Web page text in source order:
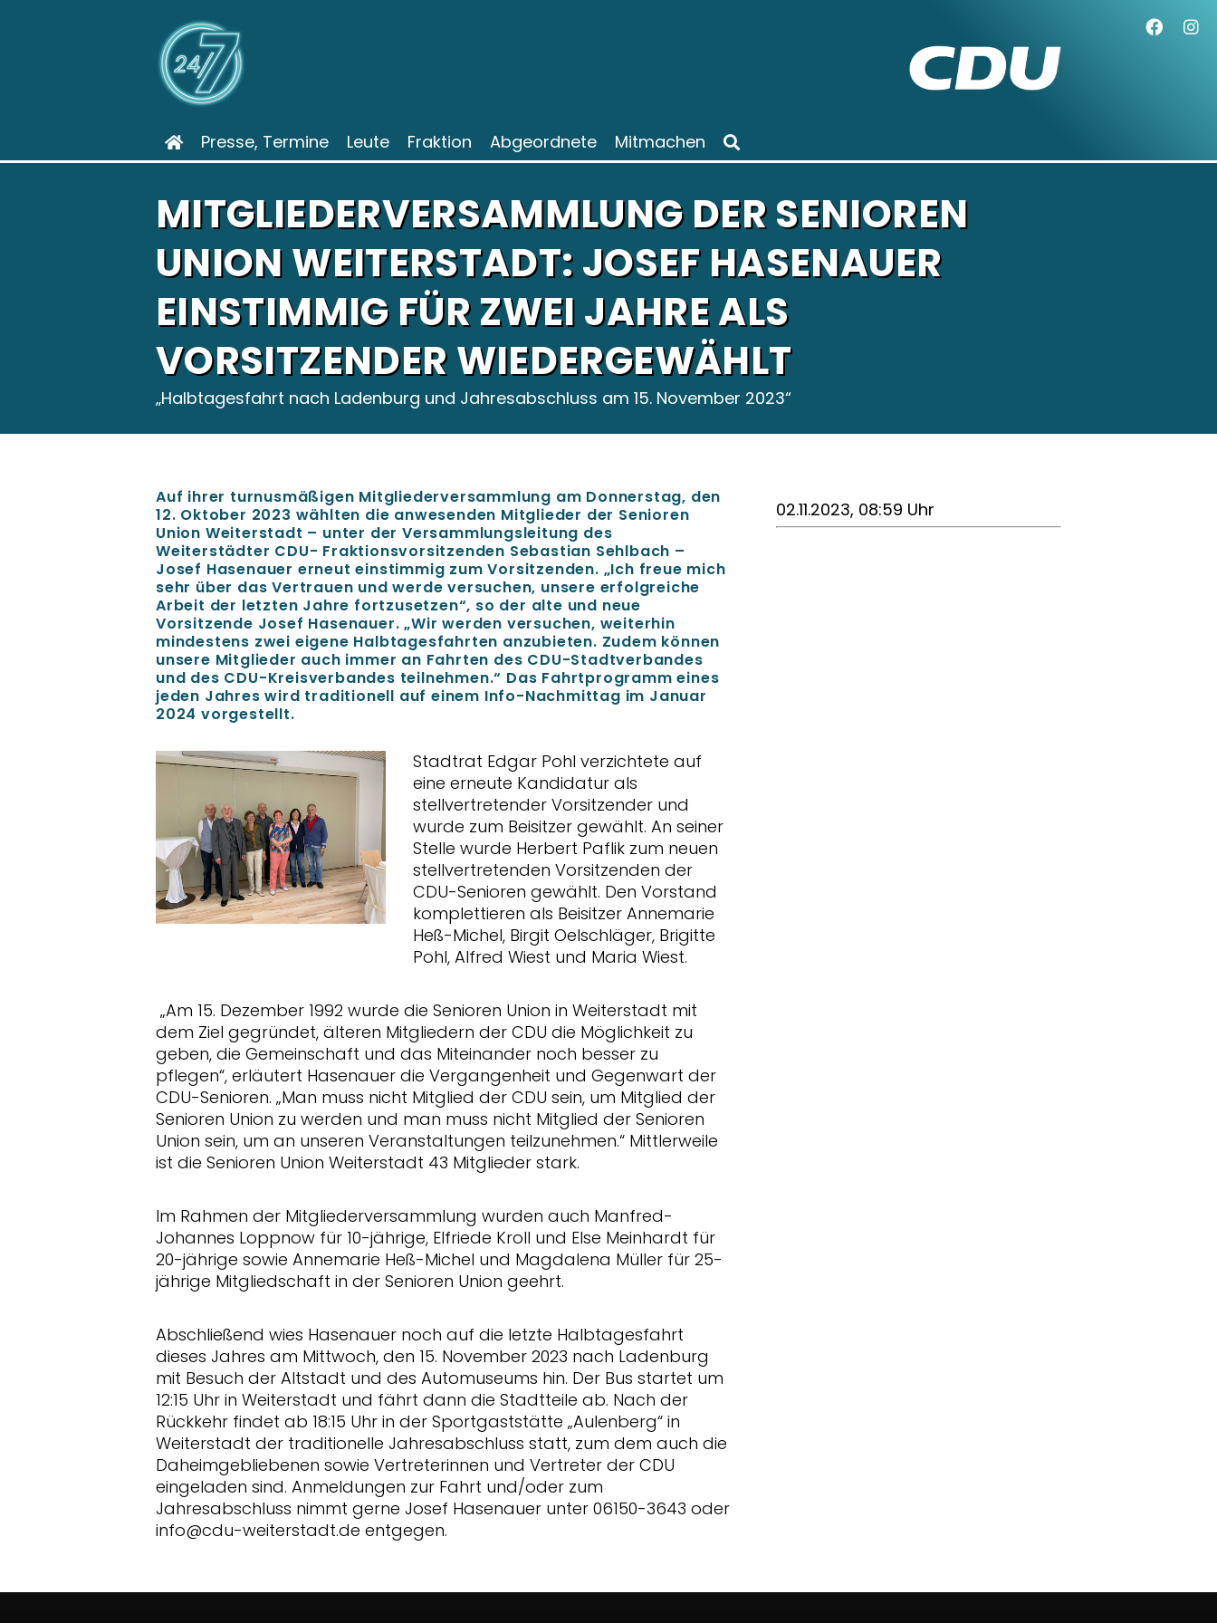
Presse, Termine Leute Fraktion Abgeordnete Mitmachen
MITGLIEDERVERSAMMLUNG DER SENIOREN
UNION WEITERSTADT: JOSEF HASENAUER
EINSTIMMIG FÜR ZWEI JAHRE ALS
VORSITZENDER WIEDERGEWÄHLT
Halbtagesfahrt nach Ladenburg und Jahresabschluss am 15. November 2023“
Auf ihrer turnusmäßigen Mitgliederversammlung am Donnerstag, den
12. Oktober 2023 wählten die anwesenden Mitglieder der Senioren
Union Weiterstadt – unter der Versammlungsleitung des
Weiterstädter CDU- Fraktionsvorsitzenden Sebastian Sehlbach –
Josef Hasenauer erneut einstimmig zum Vorsitzenden. „Ich freue mich
sehr über das Vertrauen und werde versuchen, unsere erfolgreiche
Arbeit der letzten Jahre fortzusetzen“, so der alte und neue
Vorsitzende Josef Hasenauer. „Wir werden versuchen, weiterhin
mindestens zwei eigene Halbtagesfahrten anzubieten. Zudem können
unsere Mitglieder auch immer an Fahrten des CDU-Stadtverbandes
und des CDU-Kreisverbandes teilnehmen.“ Das Fahrtprogramm eines
jeden Jahres wird traditionell auf einem Info-Nachmittag im Januar
2024 vorgestellt.
Stadtrat Edgar Pohl verzichtete auf
eine erneute Kandidatur als
stellvertretender Vorsitzender und
wurde zum Beisitzer gewählt. An seiner
Stelle wurde Herbert Paflik zum neuen
stellvertretenden Vorsitzenden der
CDU-Senioren gewählt. Den Vorstand
komplettieren als Beisitzer Annemarie
Heß-Michel, Birgit Oelschläger, Brigitte
Pohl, Alfred Wiest und Maria Wiest.
Am 15. Dezember 1992 wurde die Senioren Union in Weiterstadt mit
dem Ziel gegründet, älteren Mitgliedern der CDU die Möglichkeit zu
geben, die Gemeinschaft und das Miteinander noch besser zu
pflegen“, erläutert Hasenauer die Vergangenheit und Gegenwart der
CDU-Senioren. „Man muss nicht Mitglied der CDU sein, um Mitglied der
Senioren Union zu werden und man muss nicht Mitglied der Senioren
Union sein, um an unseren Veranstaltungen teilzunehmen.“ Mittlerweile
ist die Senioren Union Weiterstadt 43 Mitglieder stark.
Im Rahmen der Mitgliederversammlung wurden auch Manfred-
Johannes Loppnow für 10-jährige, Elfriede Kroll und Else Meinhardt für
20-jährige sowie Annemarie Heß-Michel und Magdalena Müller für 25-
jährige Mitgliedschaft in der Senioren Union geehrt.
Abschließend wies Hasenauer noch auf die letzte Halbtagesfahrt
dieses Jahres am Mittwoch, den 15. November 2023 nach Ladenburg
mit Besuch der Altstadt und des Automuseums hin. Der Bus startet um
12:15 Uhr in Weiterstadt und fährt dann die Stadtteile ab. Nach der
Rückkehr findet ab 18:15 Uhr in der Sportgaststätte „Aulenberg“ in
Weiterstadt der traditionelle Jahresabschluss statt, zum dem auch die
Daheimgebliebenen sowie Vertreterinnen und Vertreter der CDU
eingeladen sind. Anmeldungen zur Fahrt und/oder zum
Jahresabschluss nimmt gerne Josef Hasenauer unter 06150-3643 oder
info@cdu-weiterstadt.de entgegen.
02.11.2023, 08:59 Uhr